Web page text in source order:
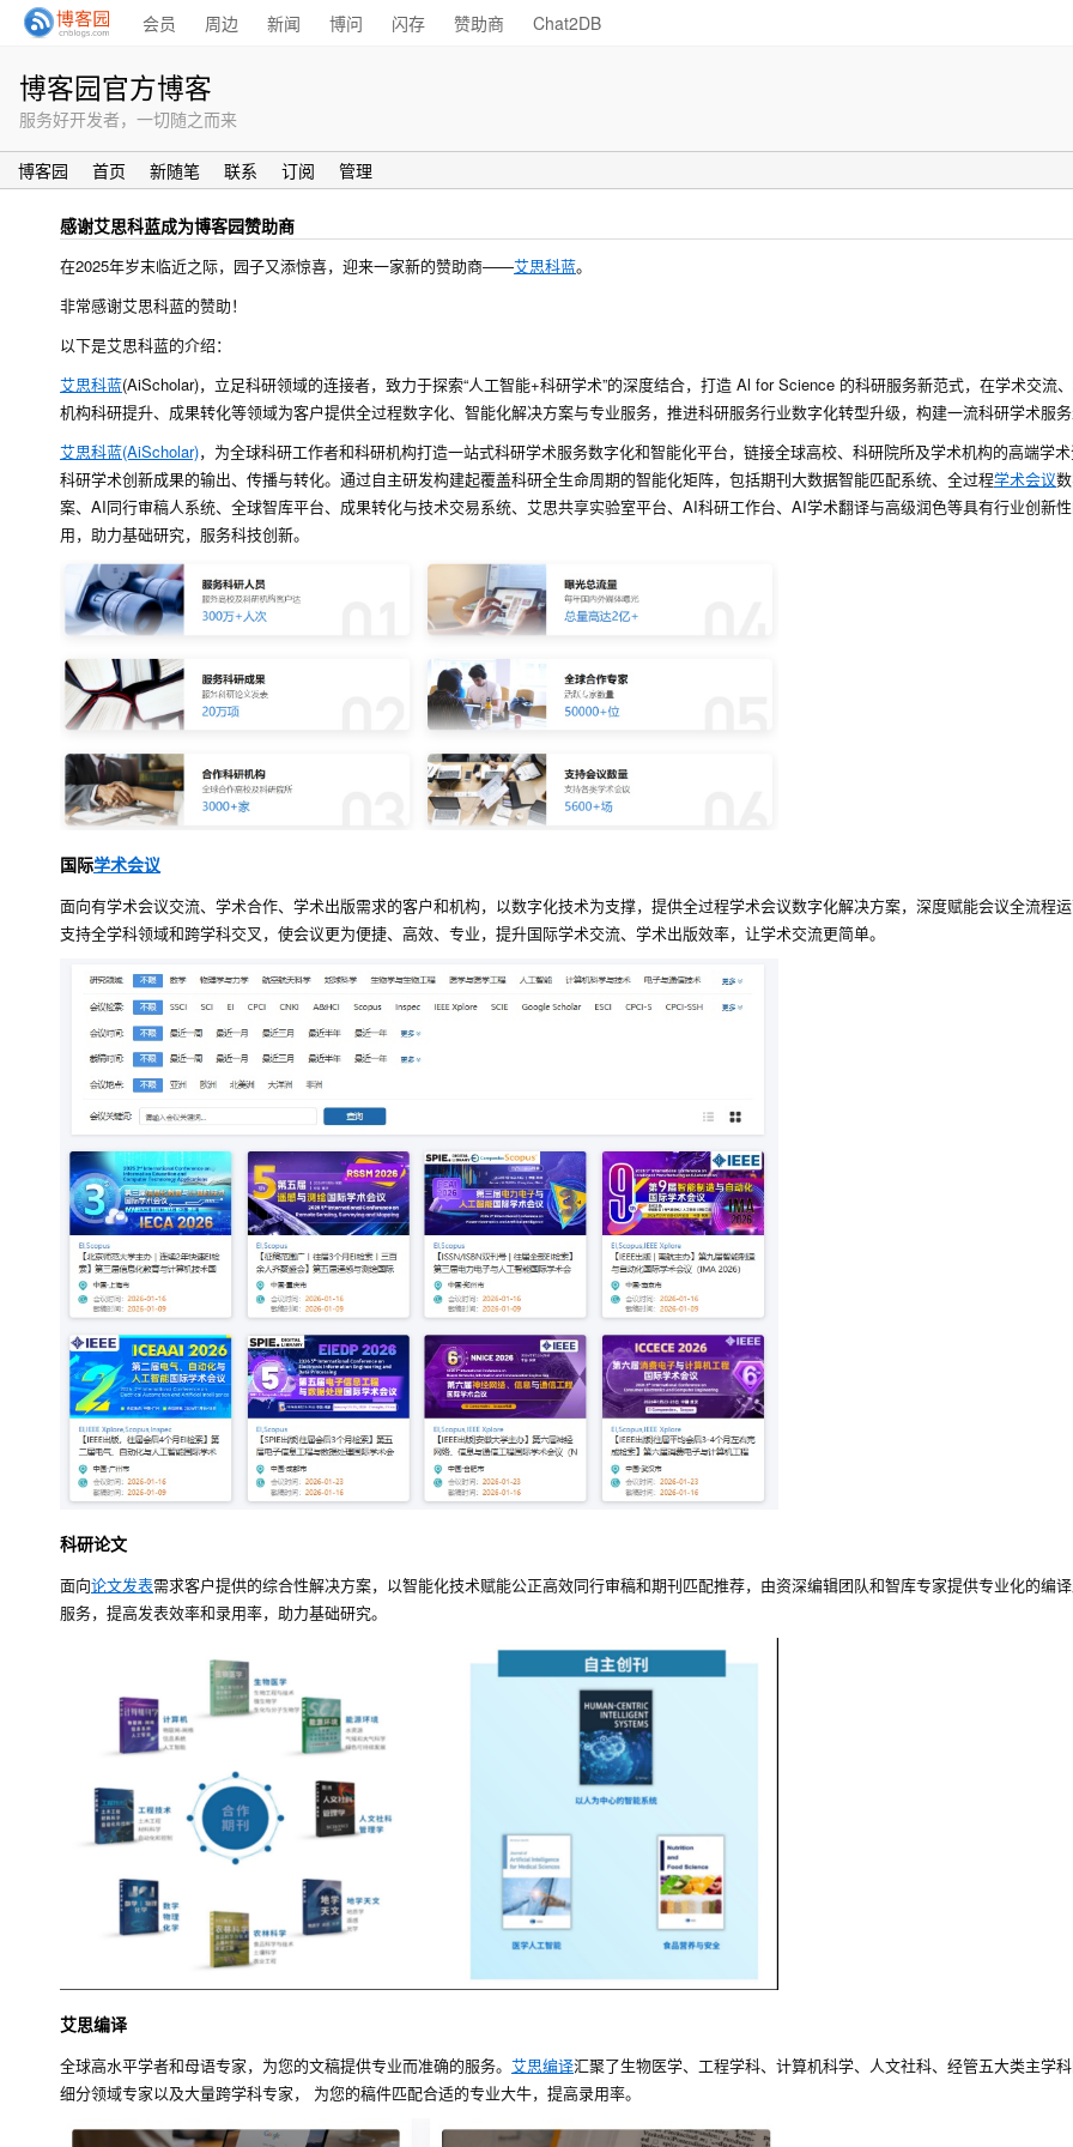
会员 周边 新闻 博问 闪存 赞助商 Chat2DB
博客园官方博客
服务好开发者，一切随之而来
博客园 首页 新随笔 联系 订阅 管理
感谢艾思科蓝成为博客园赞助商
在2025年岁末临近之际，园子又添惊喜，迎来一家新的赞助商——艾思科蓝。
非常感谢艾思科蓝的赞助！
以下是艾思科蓝的介绍：
艾思科蓝(AiScholar)，立足科研领域的连接者，致力于探索“人工智能+科研学术”的深度结合，打造 Al for Science 的科研服务新范式，在学术交流、
机构科研提升、成果转化等领域为客户提供全过程数字化、智能化解决方案与专业服务，推进科研服务行业数字化转型升级，构建一流科研学术服务
艾思科蓝(AiScholar)，为全球科研工作者和科研机构打造一站式科研学术服务数字化和智能化平台，链接全球高校、科研院所及学术机构的高端学
科研学术创新成果的输出、传播与转化。通过自主研发构建起覆盖科研全生命周期的智能化矩阵，包括期刊大数据智能匹配系统、全过程学术会议
案、AI同行审稿人系统、全球智库平台、成果转化与技术交易系统、艾思共享实验室平台、AI科研工作台、AI学术翻译与高级润色等具有行业创新
用，助力基础研究，服务科技创新。
国际学术会议
面向有学术会议交流、学术合作、学术出版需求的客户和机构，以数字化技术为支撑，提供全过程学术会议数字化解决方案，深度赋能会议全流程运
支持全学科领域和跨学科交叉，使会议更为便捷、高效、专业，提升国际学术交流、学术出版效率，让学术交流更简单。
科研论文
面向论文发表需求客户提供的综合性解决方案，以智能化技术赋能公正高效同行审稿和期刊匹配推荐，由资深编辑团队和智库专家提供专业化的编
服务，提高发表效率和录用率，助力基础研究。
艾思编译
全球高水平学者和母语专家，为您的文稿提供专业而准确的服务。 艾思编译汇聚了生物医学、工程学科、计算机科学、人文社科、经管五大类主学
细分领域专家以及大量跨学科专家， 为您的稿件匹配合适的专业大牛，提高录用率。